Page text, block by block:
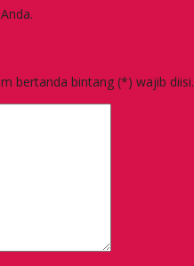
bertanda bintang (*) wajib diisi.